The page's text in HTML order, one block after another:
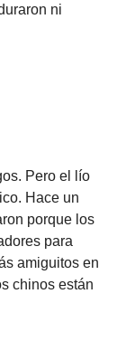
ni
Pero el lío
Hace un
porque los
para
amiguitos en
chinos están